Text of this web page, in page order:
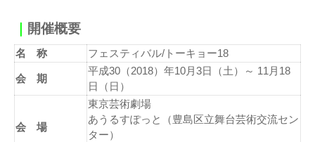
開催概要
名 称 フェスティバル/トーキョー18
会 期
平成30（2018）年10月3日（土）～ 11月18
日（日）
会 場
東京芸術劇場
あうるすぽっと（豊島区立舞台芸術交流セン
ター）